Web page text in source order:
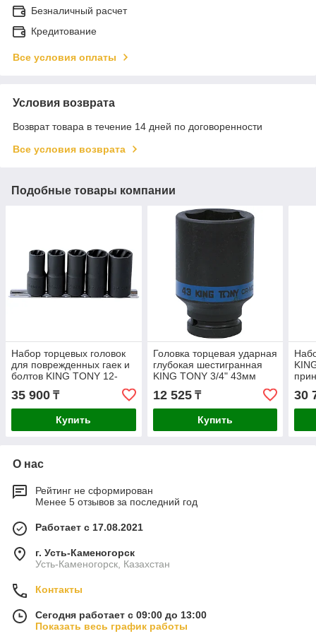
Безналичный расчет
Кредитование
Все условия оплаты
Условия возврата
Возврат товара в течение 14 дней по договоренности
Все условия возврата
Подобные товары компании
Набор торцевых головок
для поврежденных гаек и
болтов KING TONY 12-
19мм 5шт. 9TD035MR
35 900 ₸
Купить
Головка торцевая ударная
глубокая шестигранная
KING TONY 3/4" 43мм
643543M
12 525₸
Купить
шт.
30
О нас
Рейтинг не сформирован
Менее 5 отзывов за последний год
Работает с 17.08.2021
г. Усть-Каменогорск
Усть-Каменогорск, Казахстан
Контакты
Сегодня работает с 09:00 до 13:00
Показать весь график работы